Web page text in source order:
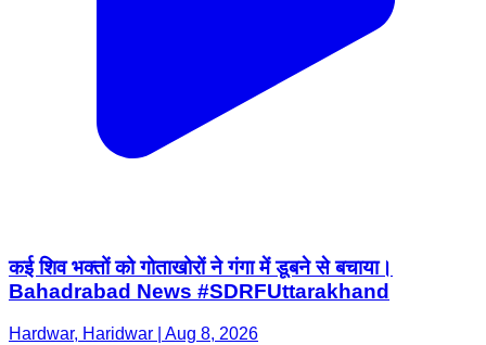
कई शिव भक्तों को गोताखोरों ने गंगा में डूबने से बचाया।
Bahadrabad News #SDRFUttarakhand
Hardwar, Haridwar | Aug 8, 2026